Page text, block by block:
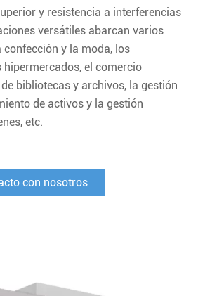
y resistencia a interferencias
versátiles abarcan varios
confección y la moda, los
el comercio
bibliotecas y archivos, la gestión
de activos y la gestión
etc.
con nosotros